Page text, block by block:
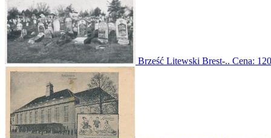
Brześć Litewski Brest-.. Cena: